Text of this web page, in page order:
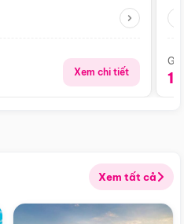
Xem chi tiết
Xem tất cả